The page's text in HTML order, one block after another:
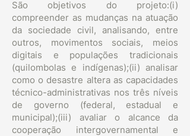
São objetivos do projeto:(i)
compreender as mudanças na atuação
da sociedade civil, analisando, entre
outros, movimentos sociais, meios
digitais e populações tradicionais
(quilombolas e indígenas);(ii) analisar
como o desastre altera as capacidades
técnico-administrativas nos três níveis
de governo (federal, estadual e
municipal);(iii) avaliar o alcance da
cooperação intergovernamental e